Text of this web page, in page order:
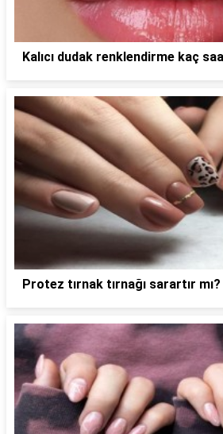
Kalıcı dudak renklendirme kaç
Protez tırnak tırnağı sarartır mı?